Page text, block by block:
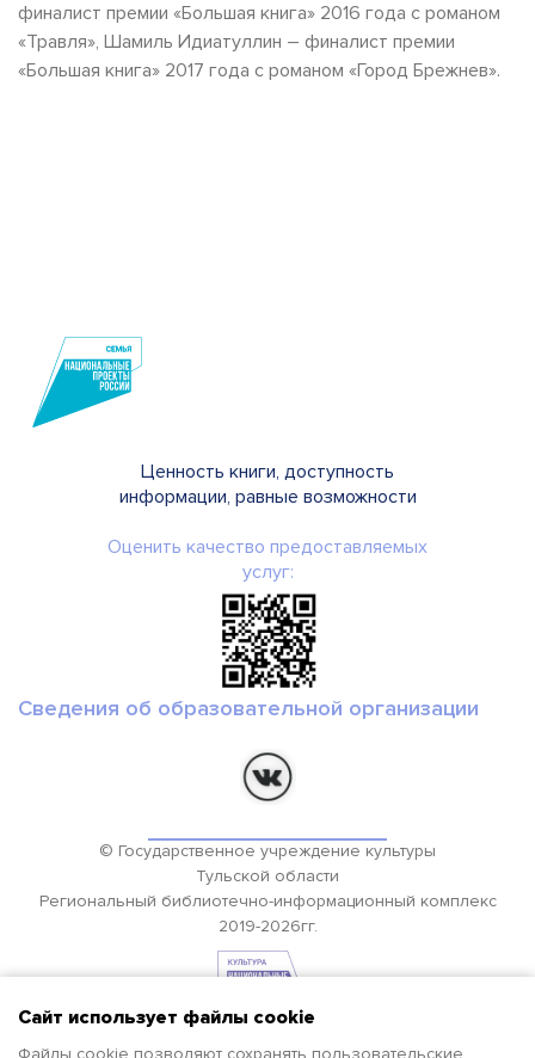
финалист премии «Большая книга» 2016 года с романом
«Травля», Шамиль Идиатуллин – финалист премии
«Большая книга» 2017 года с романом «Город Брежнев».
Сайт использует файлы cookie
Файлы cookie позволяют сохранять пользовательские
Ценность книги, доступность
информации, равные возможности
Оценить качество предоставляемых
услуг:
Сведения об образовательной организации
© Государственное учреждение культуры
Тульской области
Региональный библиотечно-информационный комплекс
2019-2026гг.